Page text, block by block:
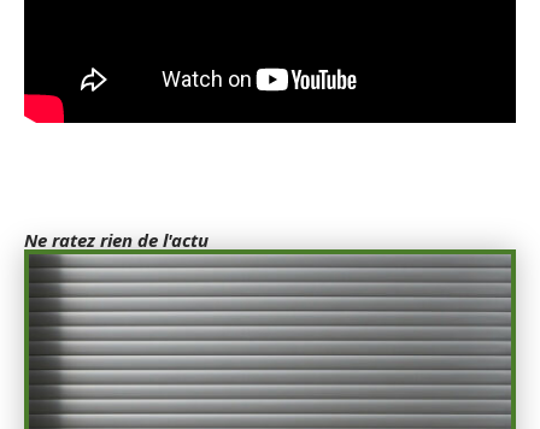
Ne ratez rien de l'actu